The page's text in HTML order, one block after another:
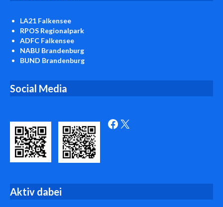
LA21 Falkensee
RPOS Regionalpark
ADFC Falkensee
NABU Brandenburg
BUND Brandenburg
Social Media
Facebook X
Aktiv dabei